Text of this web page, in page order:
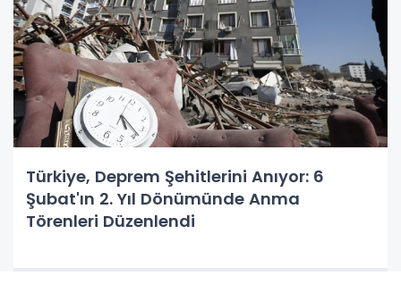
Türkiye, Deprem Şehitlerini Anıyor: 6
Şubat'ın 2. Yıl Dönümünde Anma
Törenleri Düzenlendi